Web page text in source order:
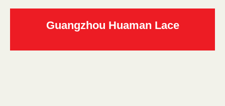
Guangzhou Huaman Lace